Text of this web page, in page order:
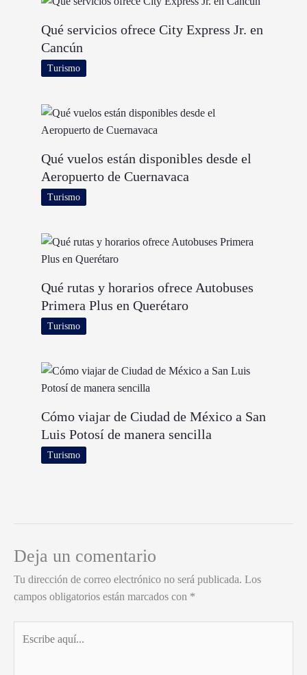
Qué servicios ofrece City Express Jr. en
Cancún
Turismo
Qué vuelos están disponibles desde el
Aeropuerto de Cuernavaca
Turismo
Qué rutas y horarios ofrece Autobuses
Primera Plus en Querétaro
Turismo
Cómo viajar de Ciudad de México a San
Luis Potosí de manera sencilla
Turismo
Deja un comentario
Tu dirección de correo electrónico no será publicada. Los
campos obligatorios están marcados con *
aquí...